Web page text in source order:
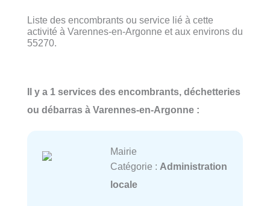
Liste des encombrants ou service lié à cette
activité à Varennes-en-Argonne et aux environs du
55270.
Il y a 1 services des encombrants, déchetteries
ou débarras à Varennes-en-Argonne :
Mairie
Catégorie : Administration
locale